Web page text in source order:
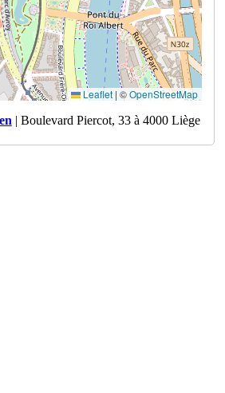
Leaflet | ©OpenStreetMap
| Boulevard Piercot, 33 à 4000 Liège